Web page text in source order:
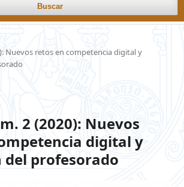
Buscar
Nuevos retos en competencia digital y
2 (2020): Nuevos
digital y
profesorado